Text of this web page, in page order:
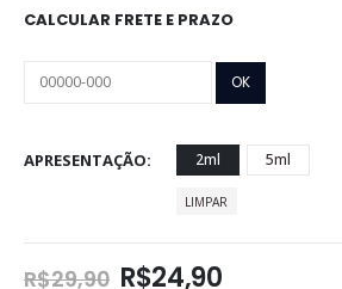
R$55,90
CALCULAR FRETE E PRAZO
APRESENTAÇÃO 2ml 5ml
LIMPAR
R$29,90 O
R$24,90O